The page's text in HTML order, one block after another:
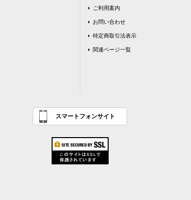
ご利用案内
お問い合わせ
特定商取引法表示
関連ページ一覧
スマートフォンサイト